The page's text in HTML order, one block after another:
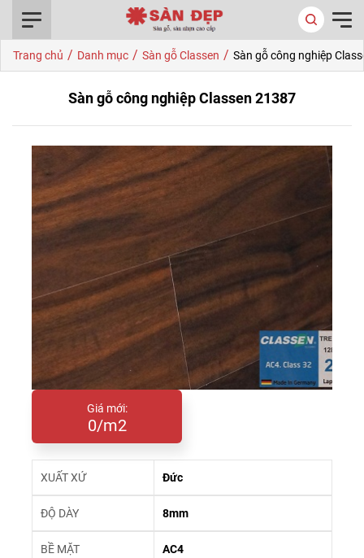
Trang chủ / Danh mục / Sàn gỗ Classen / Sàn gỗ công nghiệp
Sàn gỗ công nghiệp Classen 21387
Giá mới:
0/m2
XUẤT XỨ Đức
ĐỘ DÀY 8mm
BỀ MẶT AC4